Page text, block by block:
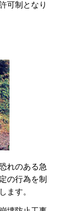
可制となり
れのある急
の行為を制
ます。